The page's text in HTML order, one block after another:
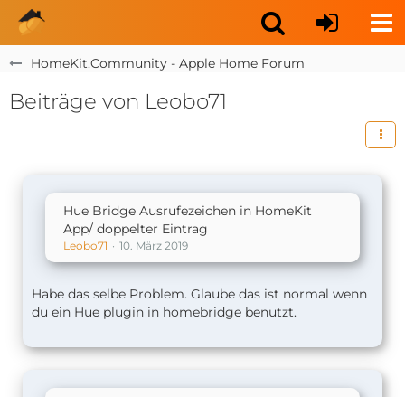
HomeKit.Community - Apple Home Forum
Beiträge von Leobo71
Hue Bridge Ausrufezeichen in HomeKit
App/ doppelter Eintrag
Leobo71 10. März 2019
Habe das selbe Problem. Glaube das ist normal wenn
du ein Hue plugin in homebridge benutzt.